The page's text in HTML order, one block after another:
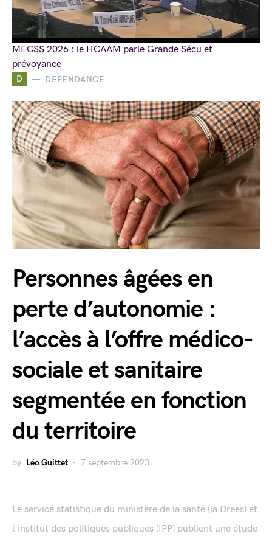
D DÉPENDANCE
Personnes âgées en
perte d’autonomie :
l’accès à l’offre médico-
sociale et sanitaire
segmentée en fonction
du territoire
by Léo Guittet 7 septembre 2023
Le service statistique du ministère de la santé (la Drees) et
l'institut des politiques publiques (IPP) publient une étude
MECSS 2026 : le HCAAM parle Grande Sécu et
prévoyance